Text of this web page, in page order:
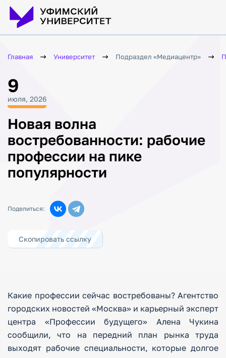
Главная Университет Подраздел «Медиацентр»
9
июля, 2026
Новая волна
востребованности: рабочие
профессии на пике
популярности
Поделиться:
Скопировать ссылку
Какие профессии сейчас востребованы? Агентство
городских новостей «Москва» и карьерный эксперт
центра «Профессии будущего» Алена Чукина
сообщили, что на передний план рынка труда
выходят рабочие специальности, которые долгое